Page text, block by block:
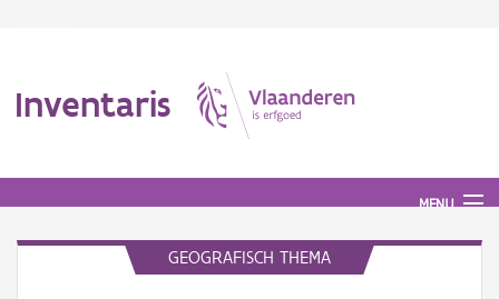
Inventaris
MENU
GEOGRAFISCH THEMA